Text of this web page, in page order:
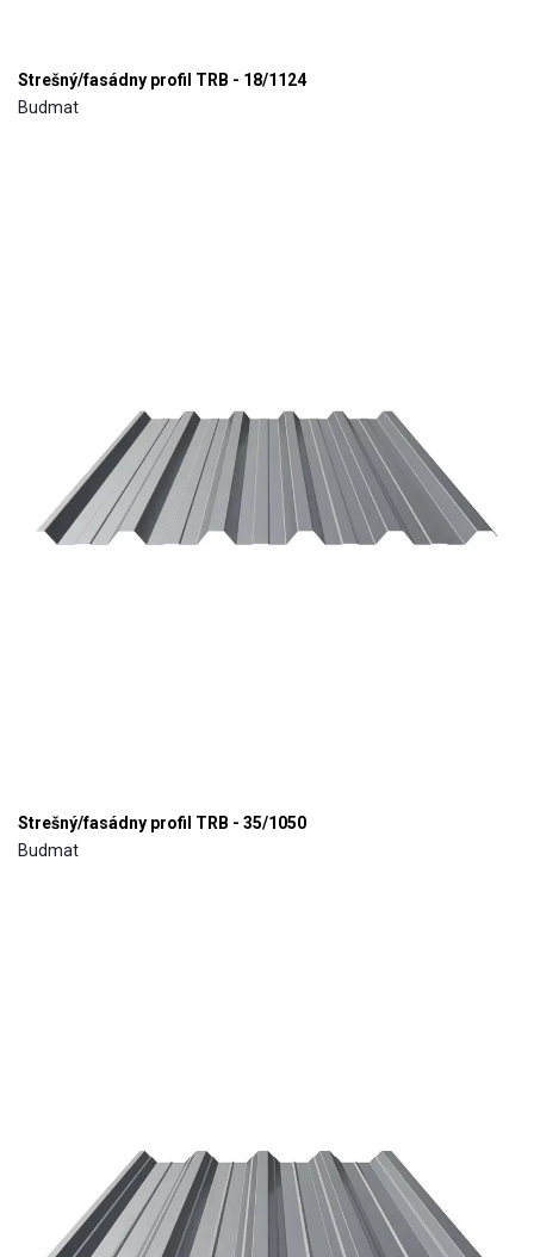
Strešný/fasádny profil TRB - 18/1124
Budmat
Strešný/fasádny profil TRB - 35/1050
Budmat